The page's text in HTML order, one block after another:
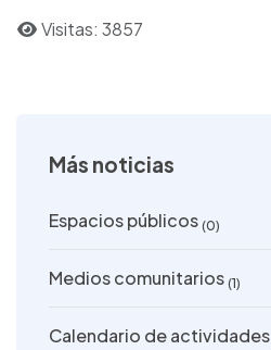
Más noticias
Espacios públicos (0)
Medios comunitarios (1)
Calendario de actividades
n
Visitas: 3857